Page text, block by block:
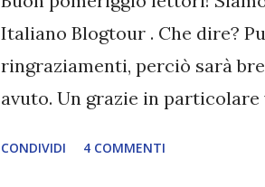
Italiano Blogtour . Che dire?
ringraziamenti, perciò sarà
avuto. Un grazie in
CONDIVIDI 4 COMMENTI